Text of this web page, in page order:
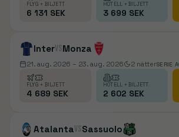
FLYG + BILJETT
6 131 SEK
HOTELL + BILJETT
3 699 SEK
IntervsMonza
21. aug. 2026 – 23. aug. 2026 2 nätterSERIE A
FLYG + BILJETT
4 689 SEK
HOTELL + BILJETT
2 602 SEK
AtalantavsSassuolo